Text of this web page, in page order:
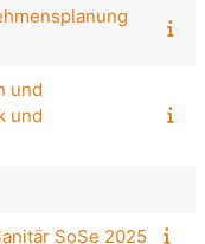
und
und
SoSe 2025